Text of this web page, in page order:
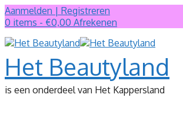
Ga
naar
inhoud
Aanmelden | Registreren
0 items - €0,00 Afrekenen
Het Beautyland
is een onderdeel van Het Kappersland